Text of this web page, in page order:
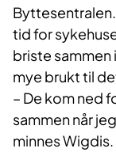
tid for
briste sammen
mye brukt til
– De kom ned
sammen når
minnes Wigdis.